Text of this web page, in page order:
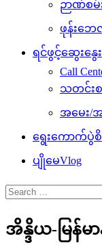
ဉာဏ်စမ်
ဖုန်းဘေ
ရင်ဖွင့်ဆွေးနွေး
Call
သတင်းစ
အမေး/
ရွေးကောက်ပွဲစိ
ပျိုမေVlog
Search
for:
အိန္ဒိယ-မြန်